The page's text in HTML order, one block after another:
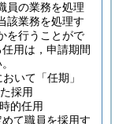
員の業務を処理
該業務を処理す
を行うことがで
用は，申請期間
いて「任期」
採用
的任用
て職員を採用す